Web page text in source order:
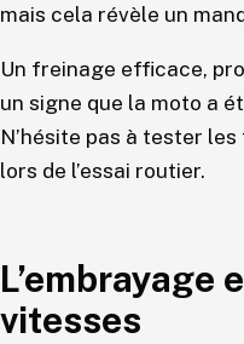
mais cela révèle un
Un freinage efficace,
un signe que la moto a
N’hésite pas à tester
lors de l’essai routier.
L’embrayage
vitesses